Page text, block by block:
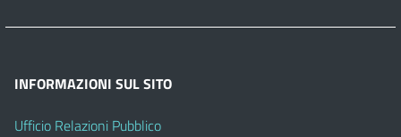
INFORMAZIONI SUL SITO
Ufficio Relazioni Pubblico